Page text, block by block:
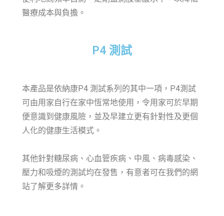
醫療成本與負擔。
P4 測試
本產品是依納康P4 測試系列的其中一項，P4測試
可由用家自行在家中恆常地使用，令用家可於早期
便意識到健康風險，並及早建立更有針對性及更個
人化的健康生活模式。
其他針對糖尿病、心血管疾病、中風、病毒感染、
壓力和吸煙的測試均在發售，有意者可在我們的網
站了解更多詳情。